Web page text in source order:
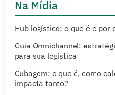
Na Mídia
Hub logístico: o que é e por
Guia Omnichannel:
para sua logística
Cubagem: o que é, como
impacta tanto?